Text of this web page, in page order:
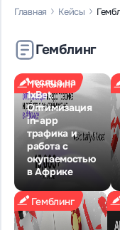
Главная Кейсы
Гемблинг
Гемблинг
Кейс Traffy: 15
месяца на
1xBet.
Оптимизация
in-app
трафика и
работа с
окупаемостью
в Африке
Гемблинг